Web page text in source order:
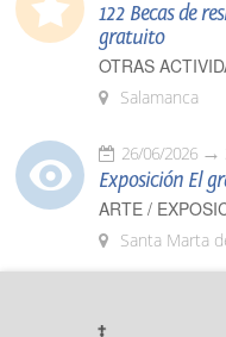
122 Becas de
gratuito
OTRAS
Salamanca
26/06/2026
Exposición El
ARTE /
Santa Marta